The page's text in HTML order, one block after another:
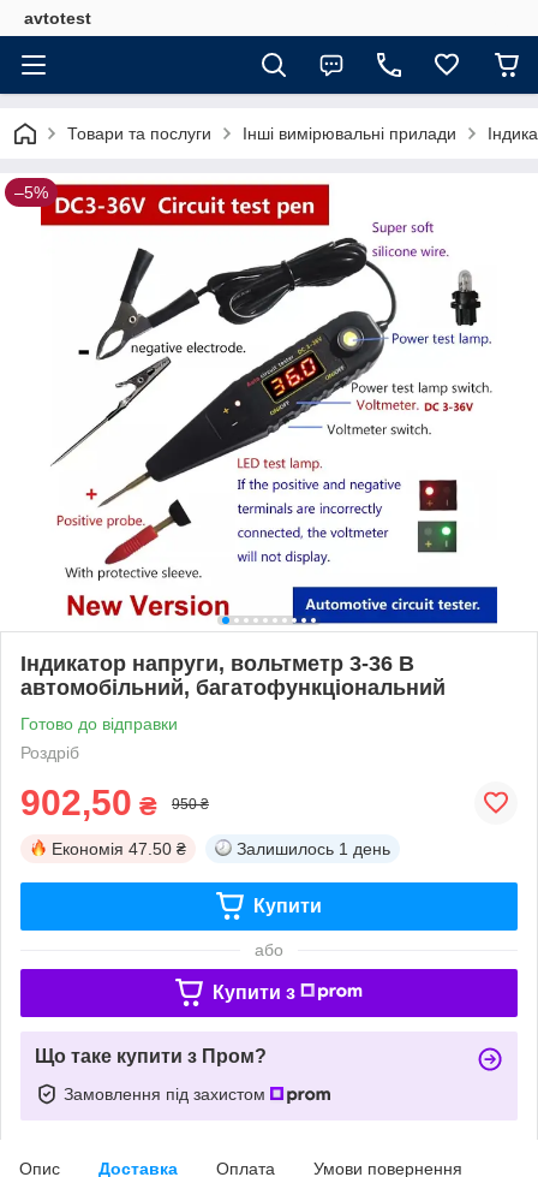
avtotest
Товари та послуги Інші вимірювальні прилади
–5%
Індикатор напруги, вольтметр 3-36 В
автомобільний, багатофункціональний
Готово до відправки
Роздріб
902,50 ₴ 950 ₴
Економія 47.50 ₴ Залишилось 1 день
Купити
або
Купити з
Що таке купити з Пром?
Замовлення під захистом
Опис Доставка Оплата Умови повернення